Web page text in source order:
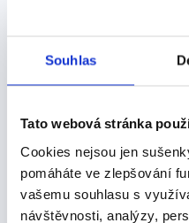
Souhlas
Tato webová stránka
Cookies nejsou jen
pomáháte ve zlepšování
vašemu souhlasu s
návštěvnosti, analýzy,
Kolegové a přátelé
a raději než-l...
Manpower